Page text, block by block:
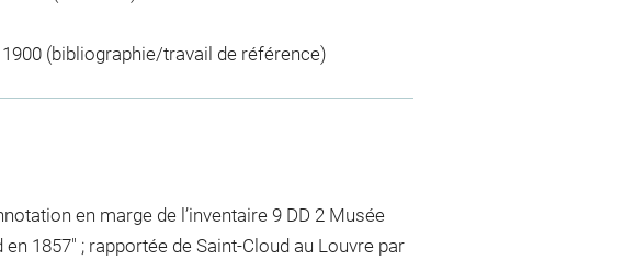
(bibliographie/travail de référence)
en marge de l’inventaire 9 DD 2 Musée
1857" ; rapportée de Saint-Cloud au Louvre par